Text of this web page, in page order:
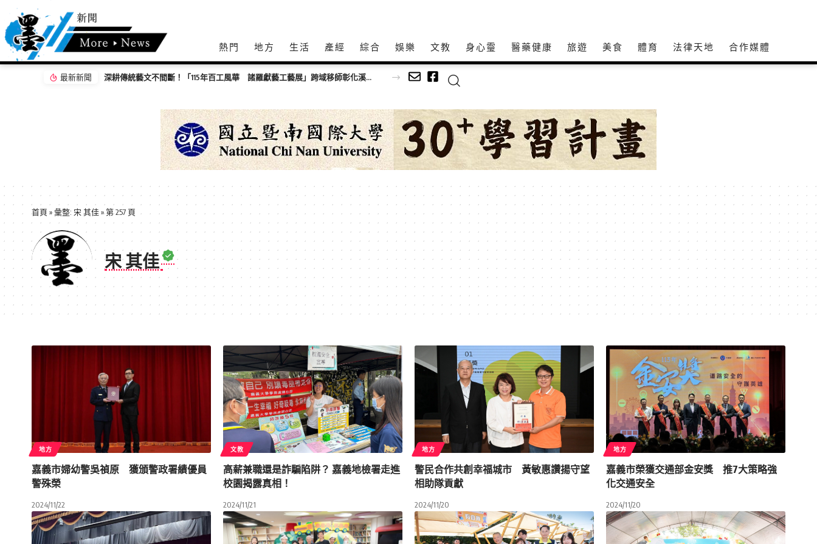
熱門 地方 生活 產經 綜合 娛樂 文教 身心𩆜 醫藥健康 旅遊 美食 體育 法律天地 合作媒體
最新新聞 深耕傳統藝文不間斷！「115年百工風華 諸羅獻藝工藝展」跨域移師彰化溪湖展出
首頁 »彙整: 宋 其佳»第 257 頁
宋 其佳
地方
嘉義市婦幼警吳禎原 獲頒警政署績優員
警殊榮
2024/11/22
文教
高薪兼職還是詐騙陷阱？ 嘉義地檢署走進
校園揭露真相！
2024/11/21
地方
警民合作共創幸福城市 黃敏惠讚揚守望
相助隊貢獻
2024/11/20
地方
嘉義市榮獲交通部金安獎 推7大策略強
化交通安全
2024/11/20